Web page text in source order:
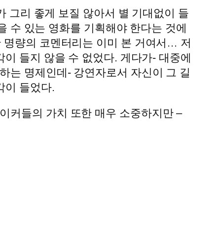
그리 좋게 보질 않아서 별 기대없이 들
수 있는 영화를 기획해야 한다는 것에
량의 코멘터리는 이미 본 거여서… 저
들지 않을 수 없었다. 게다가- 대중에
는 명제인데- 강연자로서 자신이 그 길
이 들었다.
커들의 가치 또한 매우 소중하지만 –